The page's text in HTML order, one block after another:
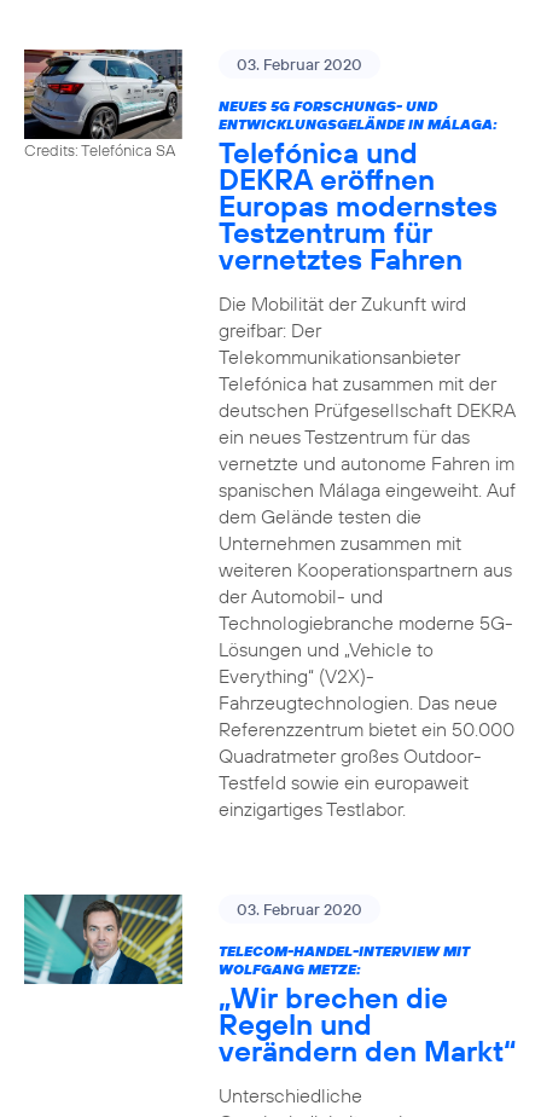
Credits: Telefónica SA
03. Februar 2020
NEUES 5G FORSCHUNGS- UND
ENTWICKLUNGSGELÄNDE IN MÁLAGA:
Telefónica und
DEKRA eröffnen
Europas modernstes
Testzentrum für
vernetztes Fahren
Die Mobilität der Zukunft wird
greifbar: Der
Telekommunikationsanbieter
Telefónica hat zusammen mit der
deutschen Prüfgesellschaft DEKRA
ein neues Testzentrum für das
vernetzte und autonome Fahren im
spanischen Málaga eingeweiht. Auf
dem Gelände testen die
Unternehmen zusammen mit
weiteren Kooperationspartnern aus
der Automobil- und
Technologiebranche moderne 5G-
Lösungen und „Vehicle to
Everything“ (V2X)-
Fahrzeugtechnologien. Das neue
Referenzzentrum bietet ein 50.000
Quadratmeter großes Outdoor-
Testfeld sowie ein europaweit
einzigartiges Testlabor.
03. Februar 2020
TELECOM-HANDEL-INTERVIEW MIT
WOLFGANG METZE:
„Wir brechen die
Regeln und
verändern den Markt“
Unterschiedliche